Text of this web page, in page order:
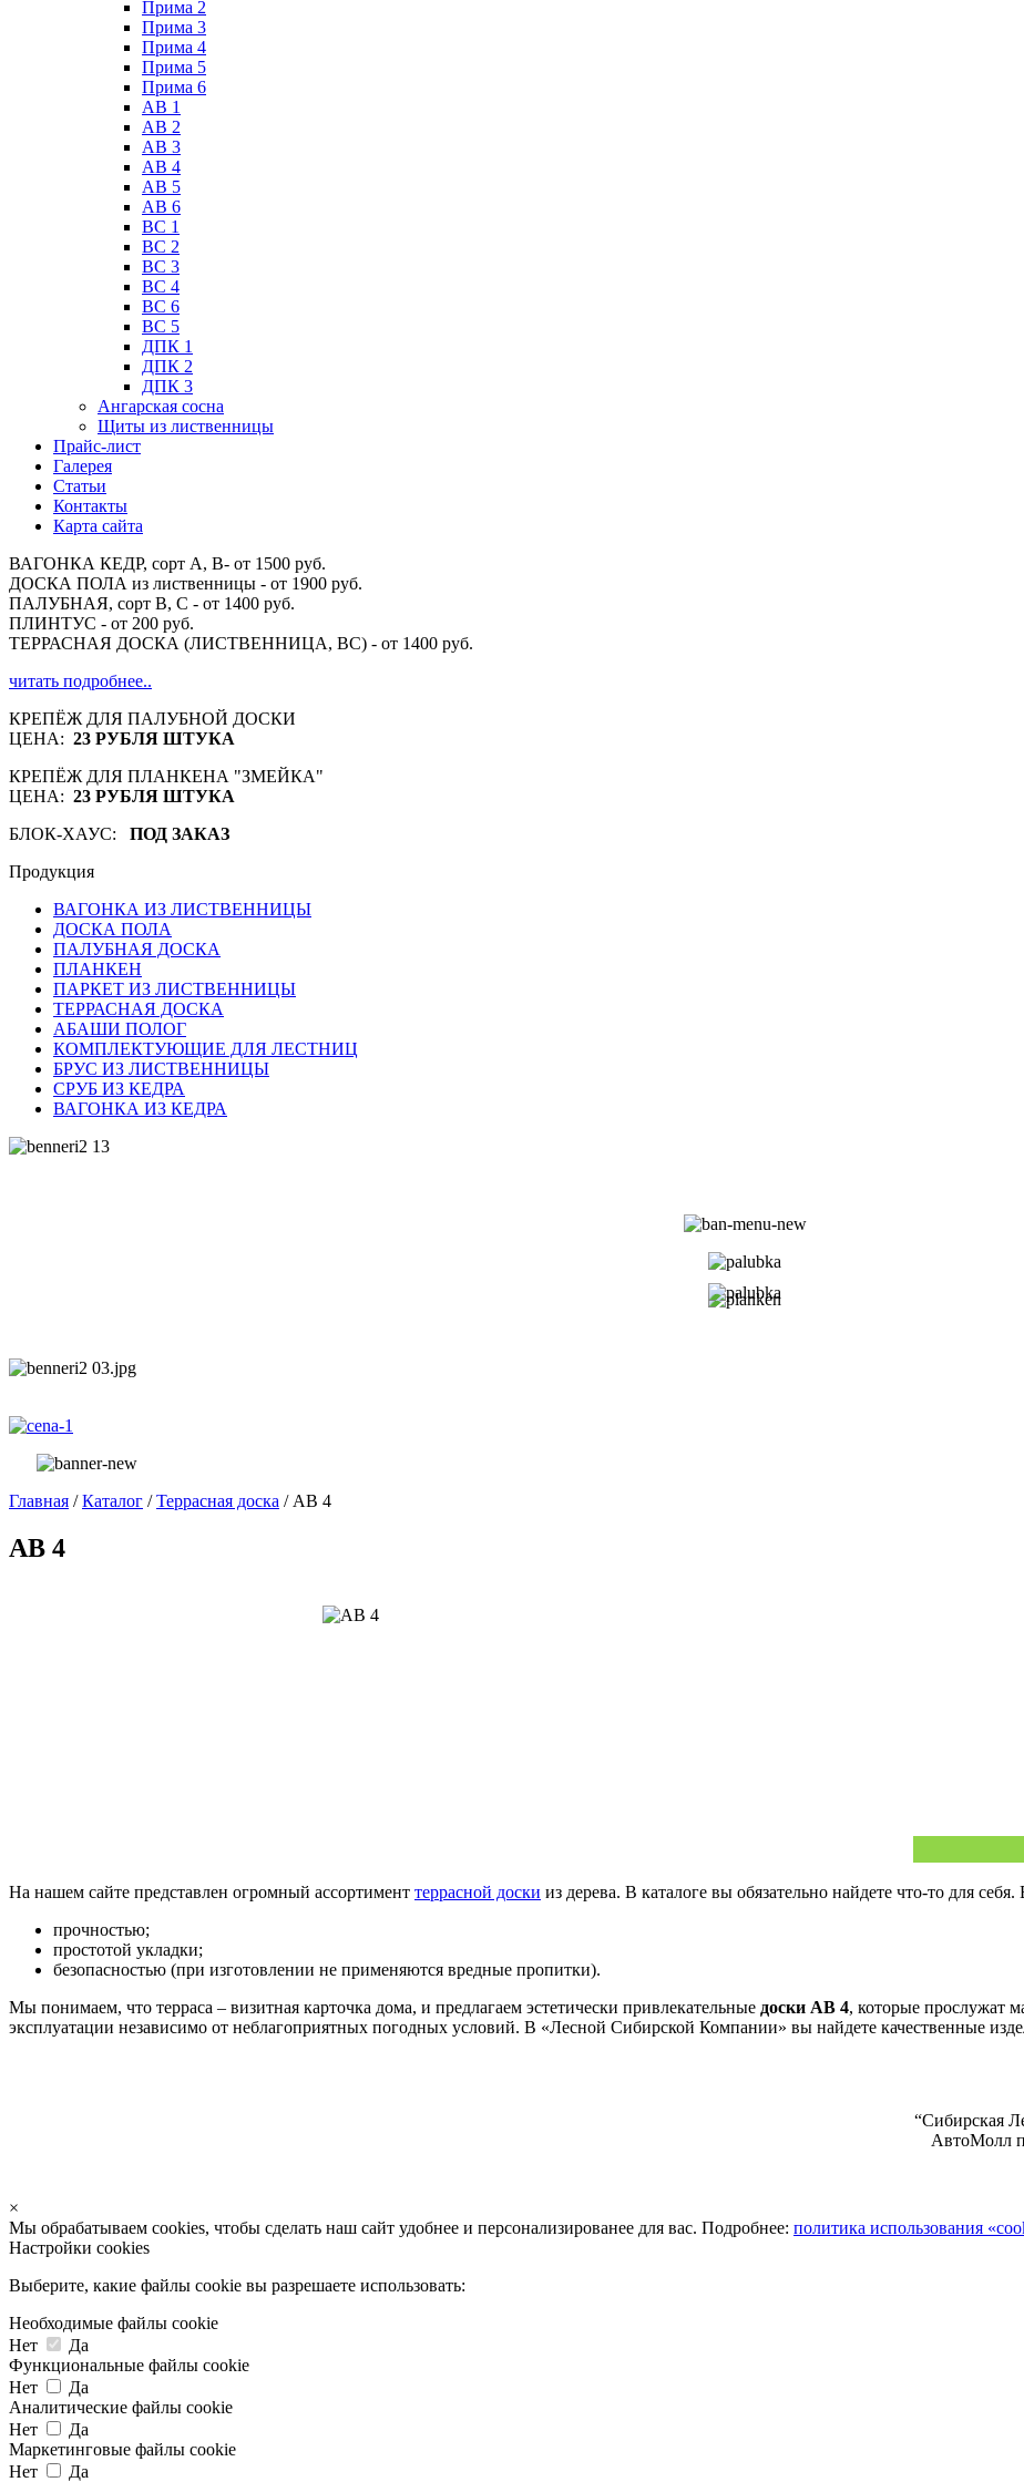
Прима 2
Прима 3
Прима 4
Прима 5
Прима 6
АВ 1
АВ 2
АВ 3
АВ 4
АВ 5
АВ 6
ВС 1
ВС 2
ВС 3
ВС 4
ВС 6
ВС 5
ДПК 1
ДПК 2
ДПК 3
Ангарская сосна
Щиты из лиственницы
Прайс-лист
Галерея
Статьи
Контакты
Карта сайта
ВАГОНКА КЕДР, сорт А, В- от 1500 руб.
ДОСКА ПОЛА из лиственницы - от 1900 руб.
ПАЛУБНАЯ, сорт В, С - от 1400 руб.
ПЛИНТУС - от 200 руб.
ТЕРРАСНАЯ ДОСКА (ЛИСТВЕННИЦА, ВС) - от 1400 руб.
читать подробнее..
КРЕПЁЖ ДЛЯ ПАЛУБНОЙ ДОСКИ
ЦЕНА: 23 РУБЛЯ ШТУКА
КРЕПЁЖ ДЛЯ ПЛАНКЕНА "ЗМЕЙКА"
ЦЕНА: 23 РУБЛЯ ШТУКА
БЛОК-ХАУС: ПОД ЗАКАЗ
Продукция
ВАГОНКА ИЗ ЛИСТВЕННИЦЫ
ДОСКА ПОЛА
ПАЛУБНАЯ ДОСКА
ПЛАНКЕН
ПАРКЕТ ИЗ ЛИСТВЕННИЦЫ
ТЕРРАСНАЯ ДОСКА
АБАШИ ПОЛОГ
КОМПЛЕКТУЮЩИЕ ДЛЯ ЛЕСТНИЦ
БРУС ИЗ ЛИСТВЕННИЦЫ
СРУБ ИЗ КЕДРА
ВАГОНКА ИЗ КЕДРА
Главная /Каталог /Террасная доска / АВ 4
АВ 4
На нашем сайте представлен огромный ассортимент террасной доски из дерева. В каталоге вы обязательно найдете что-то для
прочностью;
простотой укладки;
безопасностью (при изготовлении не применяются вредные пропитки).
Мы понимаем, что терраса – визитная карточка дома, и предлагаем эстетически привлекательные доски АВ 4, которые прослужат
эксплуатации независимо от неблагоприятных погодных условий. В «Лесной Сибирской Компании» вы найдете качественные
“Сибирская
АвтоМолл
×
Мы обрабатываем cookies, чтобы сделать наш сайт удобнее и персонализированее для вас. Подробнее: политика использования
Настройки cookies
Выберите, какие файлы cookie вы разрешаете использовать:
Необходимые файлы cookie
Нет
Да
Функциональные файлы cookie
Нет
Да
Аналитические файлы cookie
Нет
Да
Маркетинговые файлы cookie
Нет
Да